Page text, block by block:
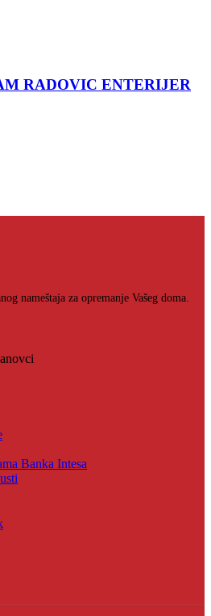
RADOVIC ENTERIJER
nameštaja za opremanje Vašeg doma.
Banka Intesa